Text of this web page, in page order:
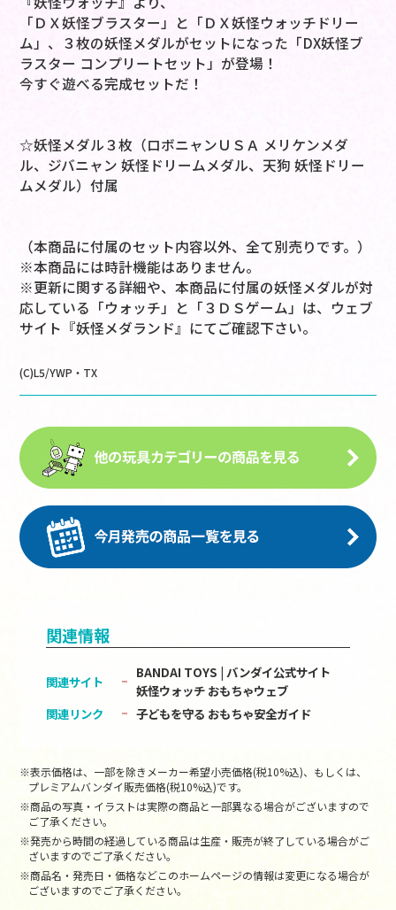
「ＤＸ妖怪ブラスター」と「ＤＸ妖怪ウォッチドリー
ム」、３枚の妖怪メダルがセットになった「DX妖怪ブ
ラスター コンプリートセット」が登場！
今すぐ遊べる完成セットだ！
☆妖怪メダル３枚（ロボニャンＵＳＡ メリケンメダ
ル、ジバニャン 妖怪ドリームメダル、天狗 妖怪ドリー
ムメダル）付属
（本商品に付属のセット内容以外、全て別売りです。）
※本商品には時計機能はありません。
※更新に関する詳細や、本商品に付属の妖怪メダルが対
応している「ウォッチ」と「３ＤＳゲーム」は、ウェブ
サイト『妖怪メダランド』にてご確認下さい。
(C)L5/YWP・TX
関連情報
関連サイト
BANDAI TOYS | バンダイ公式サイト
妖怪ウォッチ おもちゃウェブ
関連リンク
子どもを守る おもちゃ安全ガイド
※表示価格は、一部を除きメーカー希望小売価格(税10%込)、もしくは、
プレミアムバンダイ販売価格(税10%込)です。
※商品の写真・イラストは実際の商品と一部異なる場合がございますので
ご了承ください。
※発売から時間の経過している商品は生産・販売が終了している場合がご
ざいますのでご了承ください。
※商品名・発売日・価格などこのホームページの情報は変更になる場合が
ございますのでご了承ください。